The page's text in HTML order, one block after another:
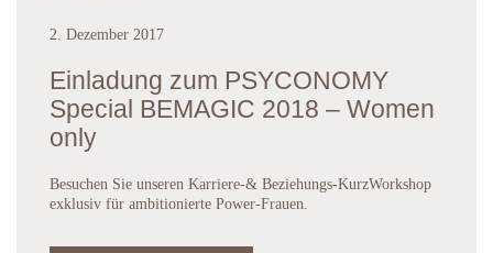
2. Dezember 2017
Einladung zum PSYCONOMY
Special BEMAGIC 2018 – Women
only
Besuchen Sie unseren Karriere-& Beziehungs-KurzWorkshop
exklusiv für ambitionierte Power-Frauen.